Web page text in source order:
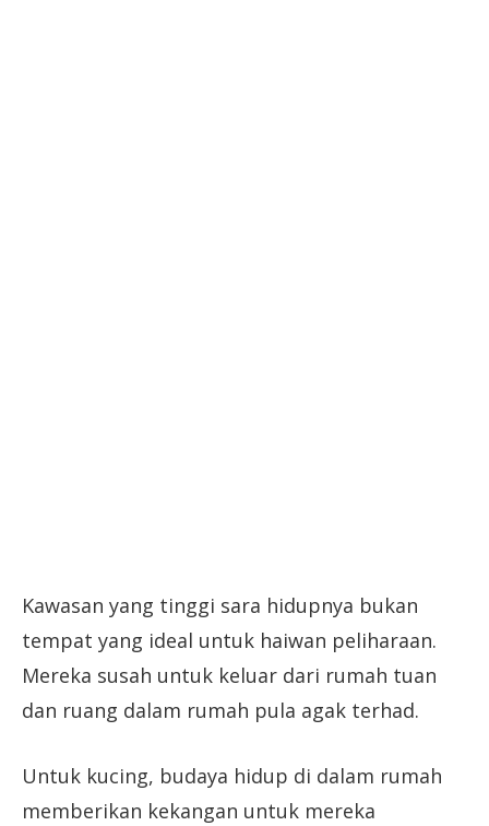
Kawasan yang tinggi sara hidupnya bukan
tempat yang ideal untuk haiwan peliharaan.
Mereka susah untuk keluar dari rumah tuan
dan ruang dalam rumah pula agak terhad.
Untuk kucing, budaya hidup di dalam rumah
memberikan kekangan untuk mereka